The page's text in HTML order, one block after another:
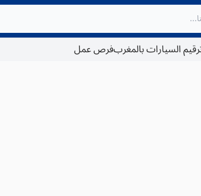
السيارات بالمغربفرص عمل